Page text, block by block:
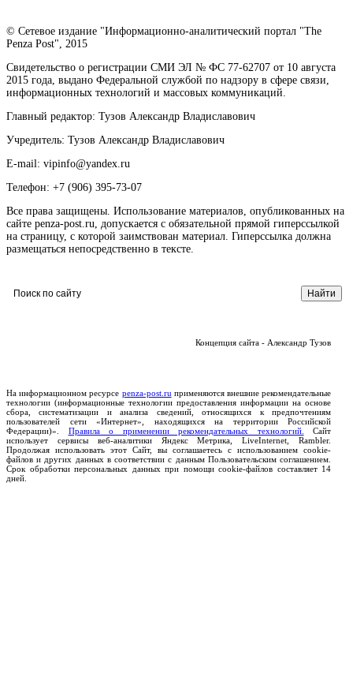
© Сетевое издание "Информационно-аналитический портал "The
Penza Post", 2015
Свидетельство о регистрации СМИ ЭЛ № ФС 77-62707 от 10 августа
2015 года, выдано Федеральной службой по надзору в сфере связи,
информационных технологий и массовых коммуникаций.
Главный редактор: Тузов Александр Владиславович
Учредитель: Тузов Александр Владиславович
E-mail: vipinfo@yandex.ru
Телефон: +7 (906) 395-73-07
Все права защищены. Использование материалов, опубликованных на
сайте penza-post.ru, допускается с обязательной прямой гиперссылкой
на страницу, с которой заимствован материал. Гиперссылка должна
размещаться непосредственно в тексте.
Концепция сайта - Александр Тузов
На информационном ресурсе penza-post.ru применяются внешние рекомендательные
технологии (информационные технологии предоставления информации на основе
сбора, систематизации и анализа сведений, относящихся к предпочтениям
пользователей сети «Интернет», находящихся на территории Российской
Федерации)». Правила о применении рекомендательных технологий.
Сайт
использует сервисы веб-аналитики Яндекс Метрика, LiveInternet, Rambler.
Продолжая использовать этот Сайт, вы соглашаетесь с использованием cookie-
файлов и других данных в соответствии с данным Пользовательским соглашением.
Срок обработки персональных данных при помощи cookie-файлов составляет 14
дней.